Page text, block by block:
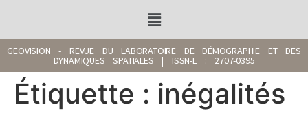
GEOVISION - REVUE DU LABORATOIRE DE DÉMOGRAPHIE ET DES
DYNAMIQUES SPATIALES | ISSN-L : 2707-0395
Étiquette : inégalités